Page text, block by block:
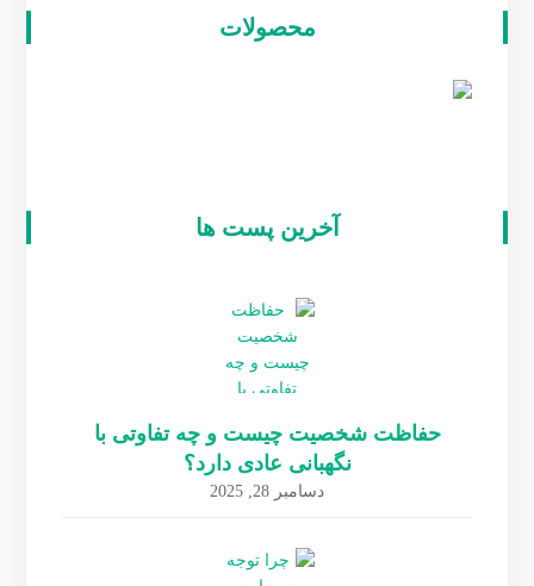
محصولات
آخرین پست ها
حفاظت شخصیت چیست و چه تفاوتی با
نگهبانی عادی دارد؟
دسامبر 28, 2025